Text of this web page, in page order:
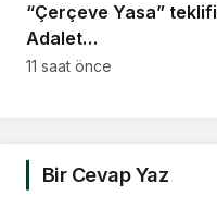
“Çerçeve Yasa” teklifi
Adalet
Komisyonu’nda… YENİ
toplumsal hayata katıl’
diyorsanız, o insan
11 saat önce
Bir Cevap Yaz